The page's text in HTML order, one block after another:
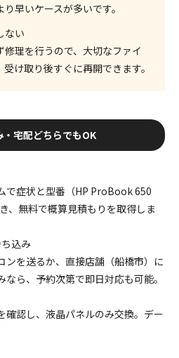
早いケースが多いです。
ない
理を行うので、 大切なファイ
受け取り後すぐに再開できます。
宅配どちらでもOK
で症状と型番（HP ProBook 650
、無料で概算見積もりを取得しま
込み
ンを送るか、直接店舗（船橋市）に
ら、予約次第で即日対応も可能。
確認し、液晶パネルのみ交換。デー